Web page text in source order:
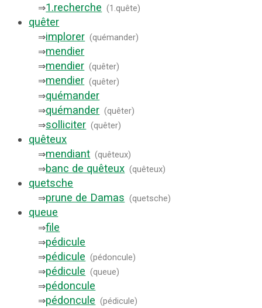
⇒1.recherche (1.quête)
quêter
⇒implorer (quémander)
⇒mendier
⇒mendier (quêter)
⇒mendier (quêter)
⇒quémander
⇒quémander (quêter)
⇒solliciter (quêter)
quêteux
⇒mendiant (quêteux)
⇒banc de quêteux (quêteux)
quetsche
⇒prune de Damas (quetsche)
queue
⇒file
⇒pédicule
⇒pédicule (pédoncule)
⇒pédicule (queue)
⇒pédoncule
⇒pédoncule (pédicule)